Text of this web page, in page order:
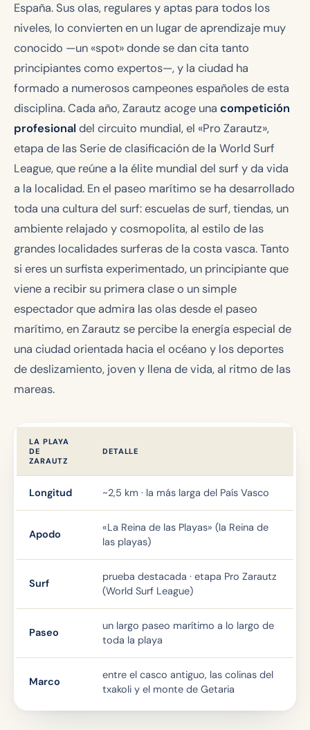
España. Sus olas, regulares y aptas para todos los
niveles, lo convierten en un lugar de aprendizaje muy
conocido —un «spot» donde se dan cita tanto
principiantes como expertos—, y la ciudad ha
formado a numerosos campeones españoles de esta
disciplina. Cada año, Zarautz acoge una competición
profesional del circuito mundial, el «Pro Zarautz»,
etapa de las Serie de clasificaciónde la World Surf
League, que reúne a la élite mundial del surf y da vida
a la localidad. En el paseo marítimo se ha desarrollado
toda una cultura del surf: escuelas de surf, tiendas, un
ambiente relajado y cosmopolita, al estilo de las
grandes localidades surferas de la costa vasca. Tanto
si eres un surfista experimentado, un principiante que
viene a recibir su primera clase o un simple
espectador que admira las olas desde el paseo
marítimo, en Zarautz se percibe la energía especial de
una ciudad orientada hacia el océano y los deportes
de deslizamiento, joven y llena de vida, al ritmo de las
mareas.
LA PLAYA
DE
ZARAUTZ
DETALLE
Longitud ~2,5 km · la más larga del País Vasco
Apodo
«La Reina de las Playas» (la Reina de
las playas)
Surf
prueba destacada · etapa Pro Zarautz
(World Surf League)
Paseo
un largo paseo marítimo a lo largo de
toda la playa
Marco
entre el casco antiguo, las colinas del
txakoli y el monte de Getaria